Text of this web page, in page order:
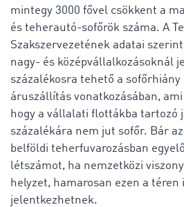
mintegy 3000 fővel csökkent a
és teherautó-sofőrök száma. A
Szakszervezetének adatai
nagy- és középvállalkozásoknál
százalékosra tehető a sofőrhiány
áruszállítás vonatkozásában,
hogy a vállalati flottákba tartozó
százalékára nem jut sofőr. Bár
belföldi teherfuvarozásban
létszámot, ha nemzetközi
helyzet, hamarosan ezen a téren
jelentkezhetnek.